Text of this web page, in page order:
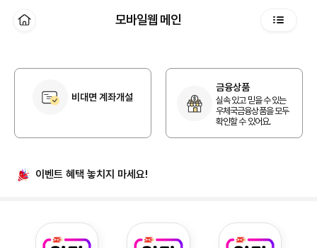
모바일웹 메인
비대면 계좌개설
금융상품
실속 있고 믿을 수 있는
우체국금융상품을 모두
확인할 수 있어요.
이벤트 혜택 놓치지 마세요!